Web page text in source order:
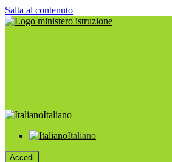
Salta al contenuto
Italiano
Italiano
Accedi